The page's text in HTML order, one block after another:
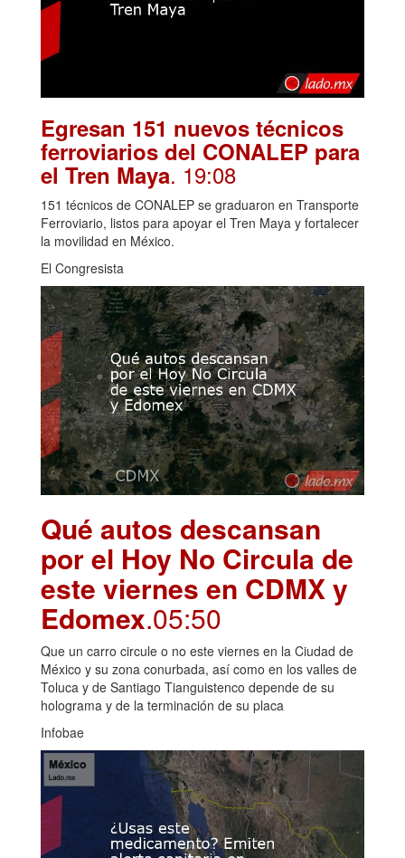
Egresan 151 nuevos técnicos
ferroviarios del CONALEP para
el Tren Maya. 19:08
151 técnicos de CONALEP se graduaron en Transporte
Ferroviario, listos para apoyar el Tren Maya y fortalecer
la movilidad en México.
El Congresista
Qué autos descansan
por el Hoy No Circula de
este viernes en CDMX y
Edomex.05:50
Que un carro circule o no este viernes en la Ciudad de
México y su zona conurbada, así como en los valles de
Toluca y de Santiago Tianguistenco depende de su
holograma y de la terminación de su placa
Infobae